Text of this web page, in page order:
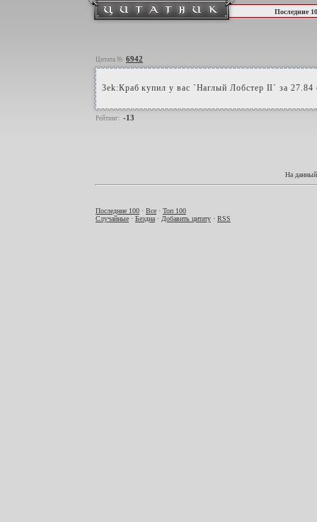
Последние
Цитата № 6942
3ek:Краб купил у вас `Наглый Лобстер II` за 27.84
Рейтинг: -13
На
Последние 100 · Все · Топ 100
Случайные · Бездна · Добавить цитату · RSS